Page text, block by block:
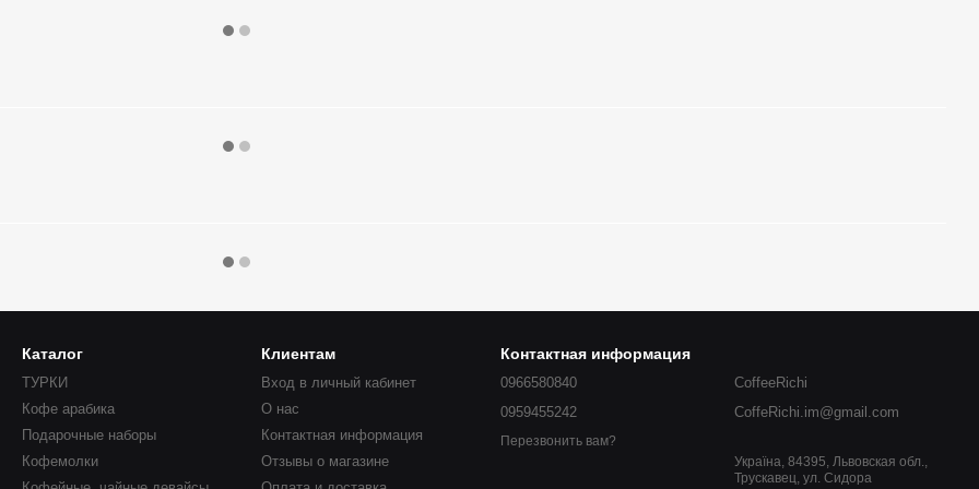
Каталог
ТУРКИ
Кофе арабика
Подарочные наборы
Кофемолки
Клиентам
Вход в личный кабинет
О нас
Контактная информация
Отзывы о магазине
Контактная информация
0966580840
0959455242
Перезвонить вам?
CoffeeRichi
CoffeRichi.im@gmail.com
Україна, 84395, Львовская обл.,
Трускавец, ул. Сидора